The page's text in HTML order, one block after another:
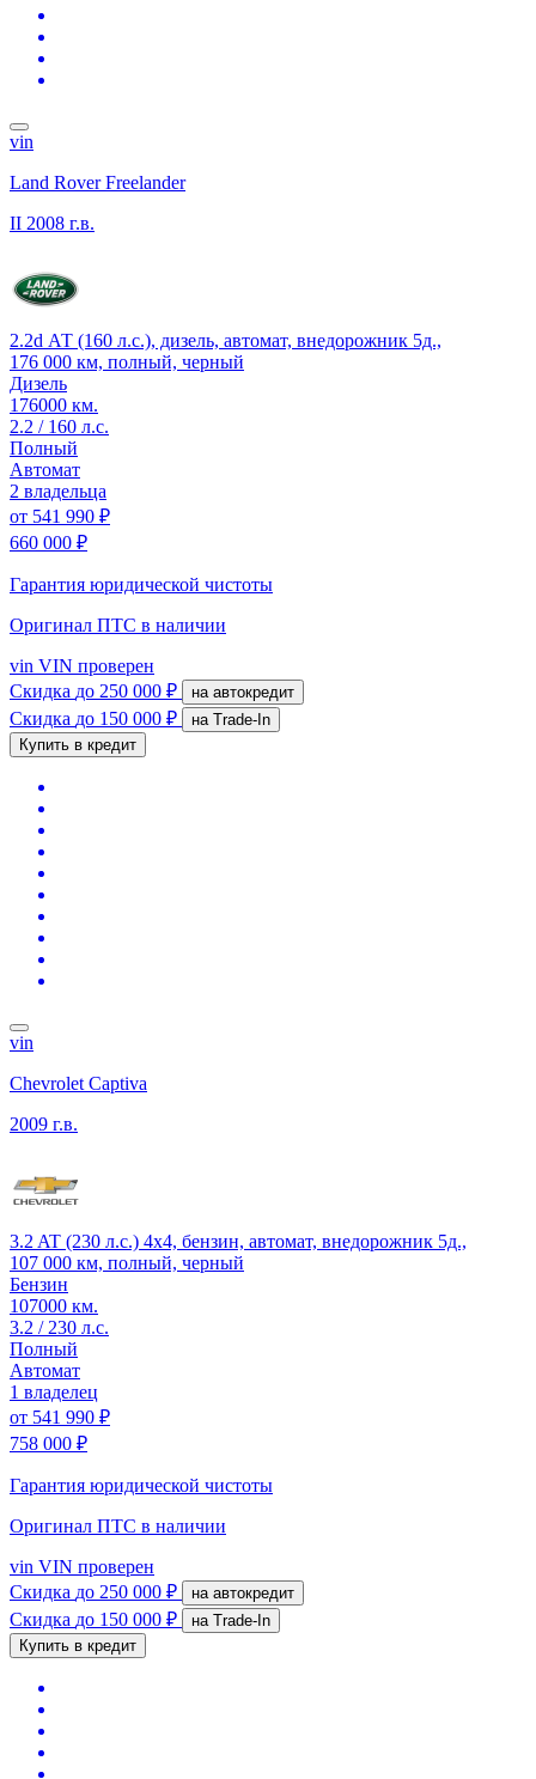
vin
Land Rover Freelander
II 2008 г.в.
2.2d АТ (160 л.с.), дизель, автомат, внедорожник 5д.,
176 000 км, полный, черный
Дизель
176000 км.
2.2 / 160 л.с.
Полный
Автомат
2 владельца
от 541 990 ₽
660 000 ₽
Гарантия юридической чистоты
Оригинал ПТС в наличии
vin VIN проверен
Скидка до 250 000 ₽ на автокредит
Скидка до 150 000 ₽
на Trade-In
Купить в кредит
vin
Chevrolet Captiva
2009 г.в.
3.2 AT (230 л.с.) 4x4, бензин, автомат, внедорожник 5д.,
107 000 км, полный, черный
Бензин
107000 км.
3.2 / 230 л.с.
Полный
Автомат
1 владелец
от 541 990 ₽
758 000 ₽
Гарантия юридической чистоты
Оригинал ПТС в наличии
vin VIN проверен
Скидка до 250 000 ₽ на автокредит
Скидка до 150 000 ₽
на Trade-In
Купить в кредит